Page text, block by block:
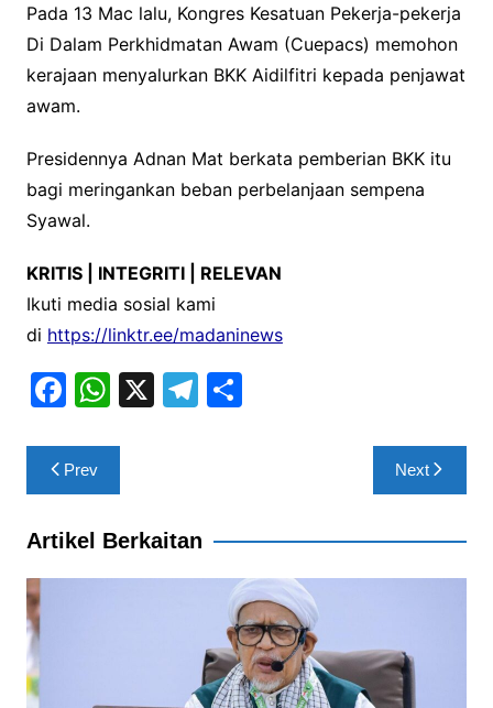
Pada 13 Mac lalu, Kongres Kesatuan Pekerja-pekerja
Di Dalam Perkhidmatan Awam (Cuepacs) memohon
kerajaan menyalurkan BKK Aidilfitri kepada penjawat
awam.
Presidennya Adnan Mat berkata pemberian BKK itu
bagi meringankan beban perbelanjaan sempena
Syawal.
KRITIS | INTEGRITI | RELEVAN
Ikuti media sosial kami
di https://linktr.ee/madaninews
F
c
e
b
W
at
s
A
X T
a
S
Post
navigation
Prev Next
Artikel Berkaitan